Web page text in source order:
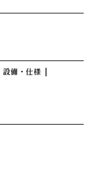
設備・仕様